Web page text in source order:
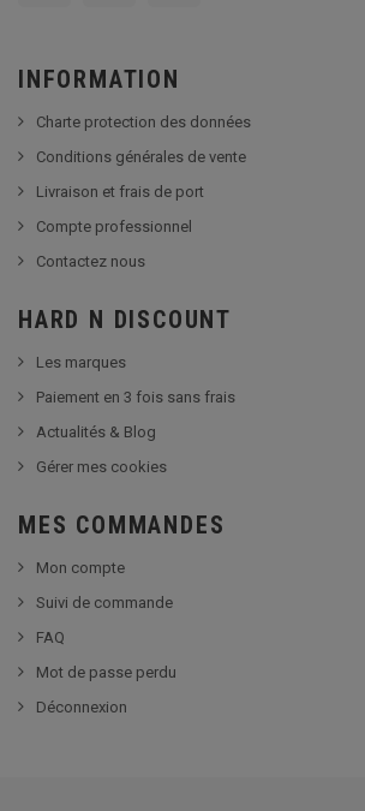
INFORMATION
Charte protection des données
Conditions générales de vente
Livraison et frais de port
Compte professionnel
Contactez nous
HARD N DISCOUNT
Les marques
Paiement en 3 fois sans frais
Actualités & Blog
Gérer mes cookies
MES COMMANDES
Mon compte
Suivi de commande
FAQ
Mot de passe perdu
Déconnexion